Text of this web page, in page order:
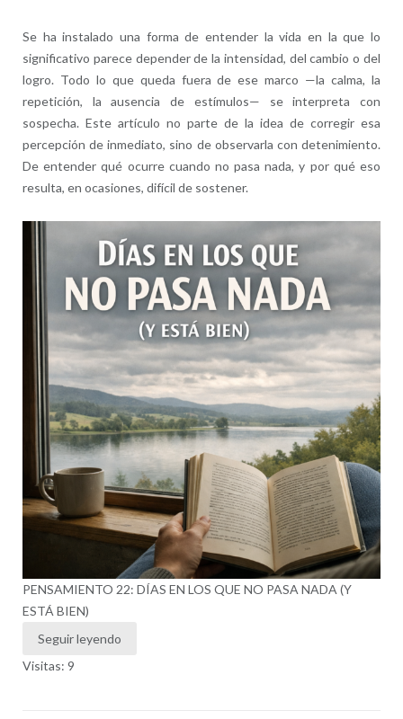
Se ha instalado una forma de entender la vida en la que lo
significativo parece depender de la intensidad, del cambio o del
logro. Todo lo que queda fuera de ese marco —la calma, la
repetición, la ausencia de estímulos— se interpreta con
sospecha. Este artículo no parte de la idea de corregir esa
percepción de inmediato, sino de observarla con detenimiento.
De entender qué ocurre cuando no pasa nada, y por qué eso
resulta, en ocasiones, difícil de sostener.
PENSAMIENTO 22: DÍAS EN LOS QUE NO PASA NADA (Y
ESTÁ BIEN)
Seguir leyendo
Visitas: 9